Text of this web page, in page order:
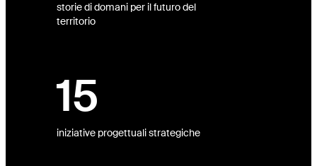
storie di domani per il futuro del
territorio
iniziative progettuali strategiche
15